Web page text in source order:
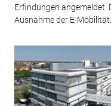
Erfindungen angemeldet.
Ausnahme der E-Mobilität.